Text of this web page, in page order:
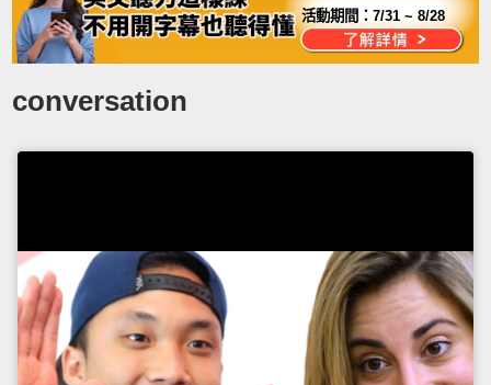
活動期間：7/31 ~ 8/28
conversation